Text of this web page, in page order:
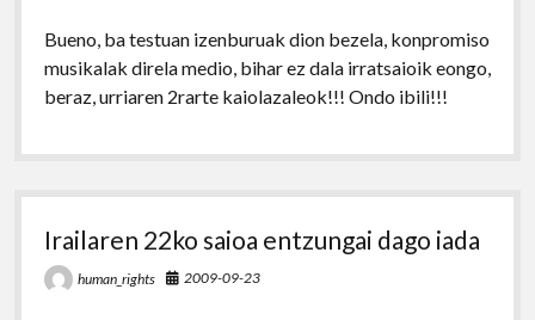
Bueno, ba testuan izenburuak dion bezela, konpromiso
musikalak direla medio, bihar ez dala irratsaioik eongo,
beraz, urriaren 2rarte kaiolazaleok!!! Ondo ibili!!!
Irailaren 22ko saioa entzungai dago iada
human_rights 2009-09-23